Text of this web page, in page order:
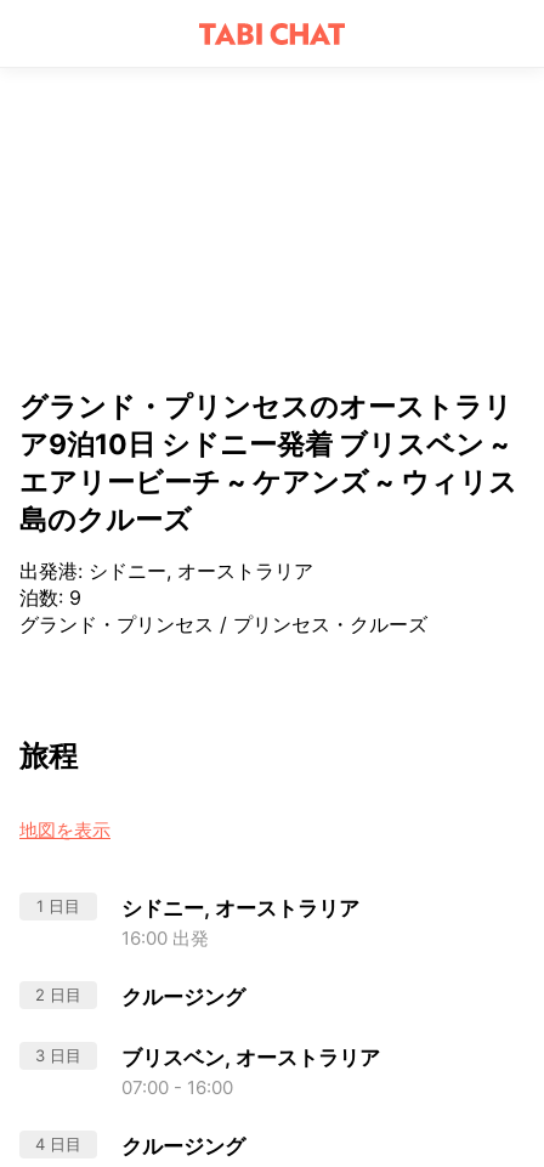
グランド・プリンセスのオーストラリ
ア9泊10日 シドニー発着 ブリスベン ~
エアリービーチ ~ ケアンズ ~ ウィリス
島のクルーズ
出発港: シドニー, オーストラリア
泊数: 9
グランド・プリンセス / プリンセス・クルーズ
旅程
地図を表示
1 日目 シドニー, オーストラリア
16:00 出発
2 日目 クルージング
3 日目 ブリスベン, オーストラリア
07:00 - 16:00
4 日目 クルージング